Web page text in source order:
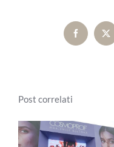
FacebookX
Post correlati